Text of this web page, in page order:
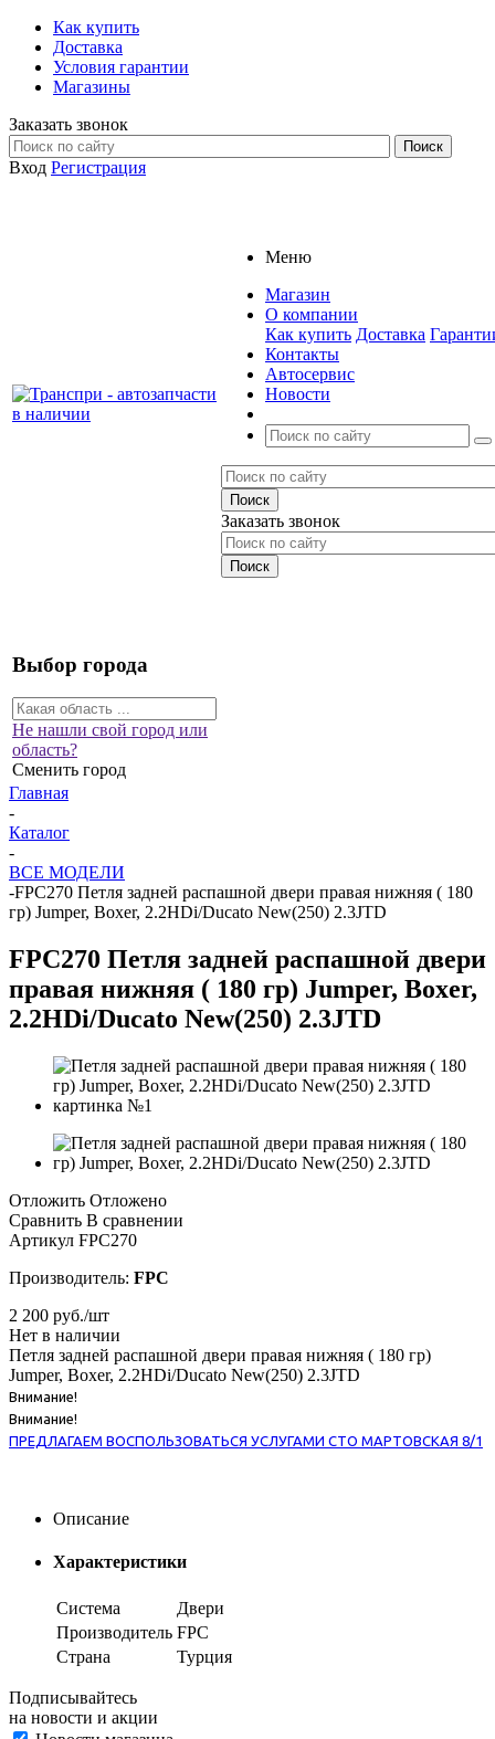
Как купить
Доставка
Условия гарантии
Магазины
Заказать звонок
Вход Регистрация
Меню
Магазин
О компании
Как купить Доставка
Контакты
Автосервис
Новости
Заказать звонок
Выбор города
Не нашли свой город или
область?
Сменить город
Главная
-
Каталог
-
ВСЕ МОДЕЛИ
-FPC270 Петля задней распашной двери правая нижняя ( 180
гр) Jumper, Boxer, 2.2HDi/Ducato New(250) 2.3JTD
FPC270 Петля задней распашной двери
правая нижняя ( 180 гр) Jumper, Boxer,
2.2HDi/Ducato New(250) 2.3JTD
Отложить Отложено
Сравнить В сравнении
Артикул FPC270
Производитель: FPC
2 200 руб./шт
Нет в наличии
Петля задней распашной двери правая нижняя ( 180 гр)
Jumper, Boxer, 2.2HDi/Ducato New(250) 2.3JTD
Внимание!
Внимание!
ПРЕДЛАГАЕМ ВОСПОЛЬЗОВАТЬСЯ УСЛУГАМИ СТО МАРТОВСКАЯ 8/1
Описание
Характеристики
Система
Двери
Производитель FPC
Страна
Турция
Подписывайтесь
на новости и акции